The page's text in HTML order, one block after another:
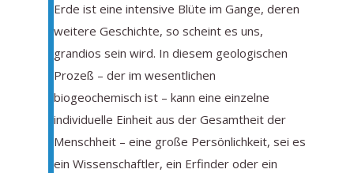
Erde ist eine intensive Blüte im Gange, deren
weitere Geschichte, so scheint es uns,
grandios sein wird. In diesem geologischen
Prozeß – der im wesentlichen
biogeochemisch ist – kann eine einzelne
individuelle Einheit aus der Gesamtheit der
Menschheit – eine große Persönlichkeit, sei es
ein Wissenschaftler, ein Erfinder oder ein